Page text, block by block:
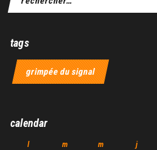
tags
grimpée du signal
calendar
l m m j